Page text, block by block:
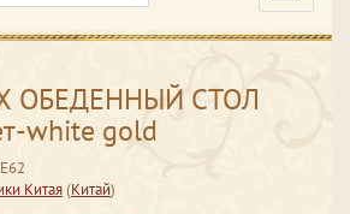
ОБЕДЕННЫЙ СТОЛ
white gold
Китая(Китай)